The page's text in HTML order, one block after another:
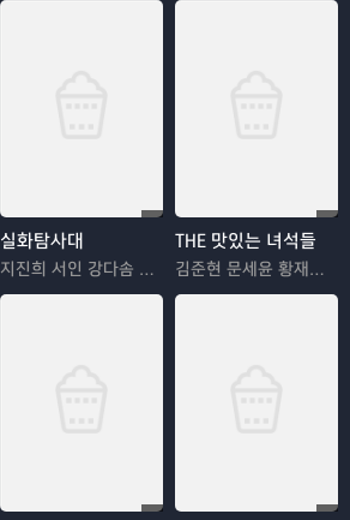
실화탐사대
지진희 서인 강다솜 박지훈
THE 맛있는 녀석들
김준현 문세윤 황재성 김해준